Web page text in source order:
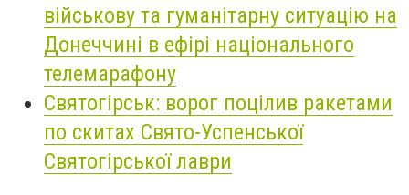
військову та гуманітарну ситуацію на
Донеччині в ефірі національного
телемарафону
Святогірськ: ворог поцілив ракетами
по скитах Свято-Успенської
Святогірської лаври